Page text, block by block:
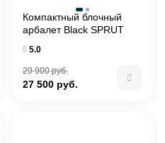
Компактный блочный
арбалет Black SPRUT
5.0
29 900 руб.
27 500 руб.